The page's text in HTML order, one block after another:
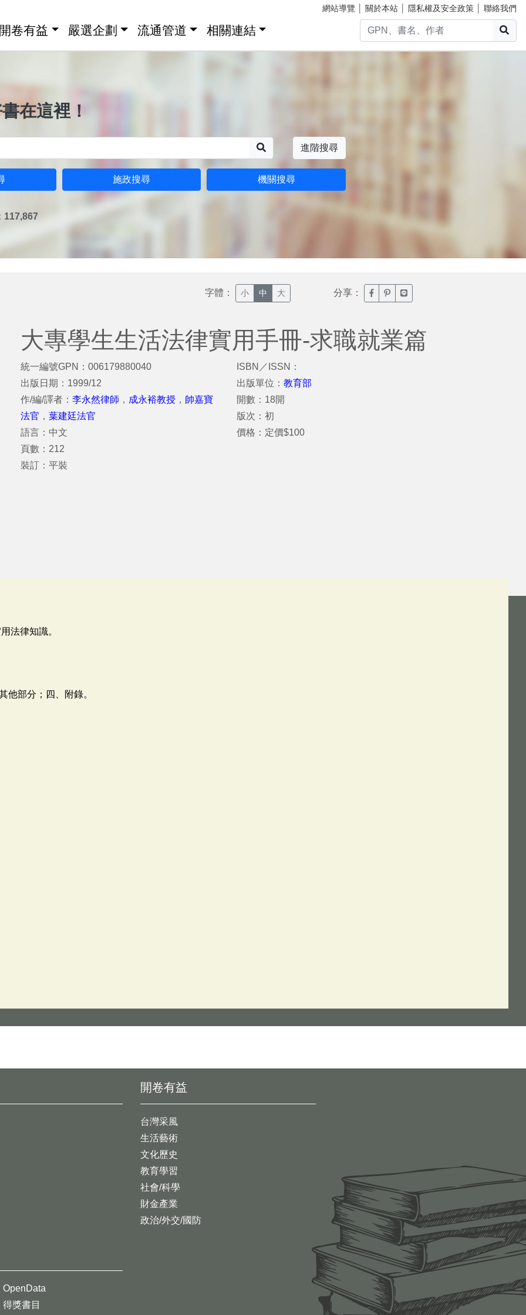
網站導覽 關於本站 隱私權及安全政策 聯絡我們
卷有益 嚴選企劃 流通管道 相關連結
在這裡！
進階搜尋
施政搜尋 機關搜尋
117,867
字體： 小 中 大 分享： 臉書分享(另開新視窗)
噗浪分享(另開新視窗)
Line分享(另開新視窗)
大專學生生活法律實用手冊-求職就業篇
統一編號GPN：006179880040
出版日期：1999/12
作/編/譯者： 李永然律師 ， 成永裕教授 ， 帥嘉寶
法官 ， 葉建廷法官
語言：中文
頁數：212
裝訂：平裝
ISBN／ISSN：
出版單位：教育部
開數：18開
版次：初
價格：定價$100
法律知識。
他部分；四、附錄。
開卷有益
台灣采風
生活藝術
文化歷史
教育學習
社會/科學
財金產業
政治/外交/國防
OpenData
得獎書目